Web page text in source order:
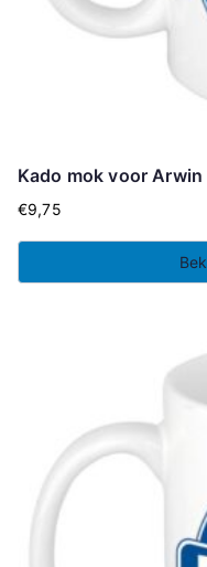
Kado mok voor Arwin
€9,75